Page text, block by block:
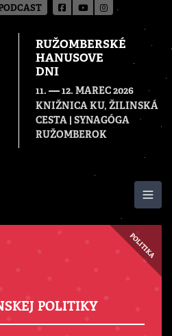
RUŽOMBERSKÉ
HANUSOVE
DNI
11. — 12. MAREC 2026
KNIŽNICA KU, ŽILINSKÁ
CESTA | SYNAGÓGA
RUŽOMBEROK
POLITIKA
POLITIKY